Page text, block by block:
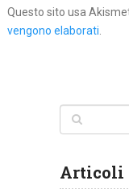
Questo sito usa
vengono elaborati.
Articoli